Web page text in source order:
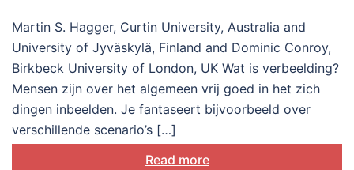
veranderen
Martin S. Hagger, Curtin University, Australia and
University of Jyväskylä, Finland and Dominic Conroy,
Birkbeck University of London, UK Wat is verbeelding?
Mensen zijn over het algemeen vrij goed in het zich
dingen inbeelden. Je fantaseert bijvoorbeeld over
verschillende scenario’s […]
Read more